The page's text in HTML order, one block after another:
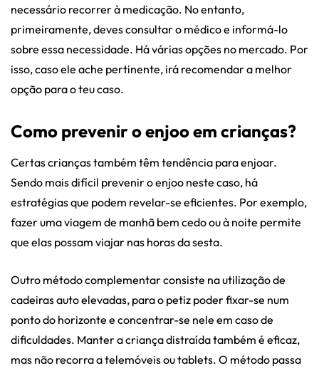
necessário recorrer à medicação. No entanto,
primeiramente, deves consultar o médico e informá-lo
sobre essa necessidade. Há várias opções no mercado. Por
isso, caso ele ache pertinente, irá recomendar a melhor
opção para o teu caso.
Como prevenir o enjoo em crianças?
Certas crianças também têm tendência para enjoar.
Sendo mais difícil prevenir o enjoo neste caso, há
estratégias que podem revelar-se eficientes. Por exemplo,
fazer uma viagem de manhã bem cedo ou à noite permite
que elas possam viajar nas horas da sesta.
Outro método complementar consiste na utilização de
cadeiras auto elevadas, para o petiz poder fixar-se num
ponto do horizonte e concentrar-se nele em caso de
dificuldades. Manter a criança distraída também é eficaz,
mas não recorra a telemóveis ou tablets. O método passa